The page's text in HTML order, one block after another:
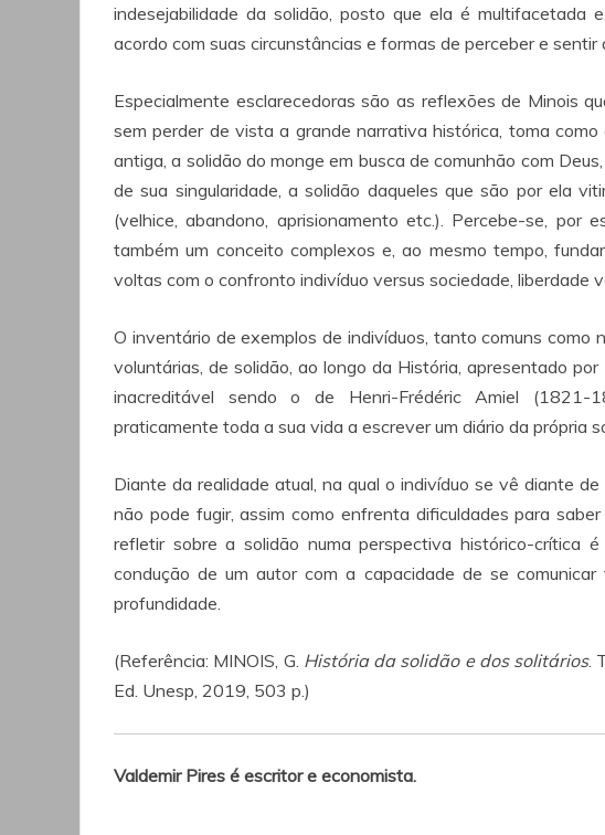
indesejabilidade da solidão, posto que ela é multifacetada
acordo com suas circunstâncias e formas de perceber e sentir
Especialmente esclarecedoras são as reflexões de Minois
sem perder de vista a grande narrativa histórica, toma
antiga, a solidão do monge em busca de comunhão com
de sua singularidade, a solidão daqueles que são por ela
(velhice, abandono, aprisionamento etc.). Percebe-se,
também um conceito complexos e, ao mesmo tempo,
voltas com o confronto indivíduo versus sociedade, liberdade
O inventário de exemplos de indivíduos, tanto comuns como
voluntárias, de solidão, ao longo da História, apresentado
inacreditável sendo o de Henri-Frédéric Amiel (1821-
praticamente toda a sua vida a escrever um diário da própria
Diante da realidade atual, na qual o indivíduo se vê diante
não pode fugir, assim como enfrenta dificuldades para
refletir sobre a solidão numa perspectiva histórico-crítica
condução de um autor com a capacidade de se
profundidade.
(Referência: MINOIS, G. História da solidão e dos solitários.
Ed. Unesp, 2019, 503 p.)
Valdemir Pires é escritor e economista.